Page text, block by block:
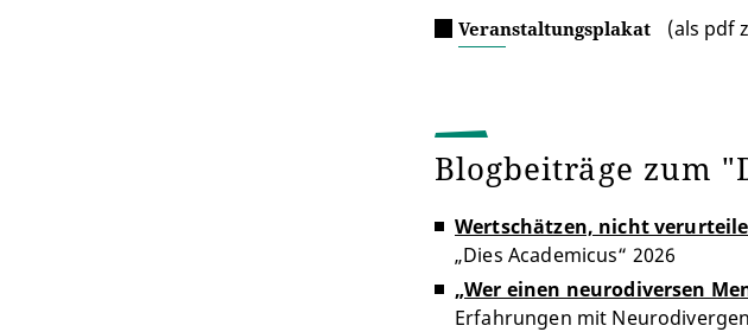
Veranstaltungsplakat (als pdf
Blogbeiträge zum
Wertschätzen, nicht
„Dies Academicus“ 2026
„Wer einen neurodiversen
Erfahrungen mit